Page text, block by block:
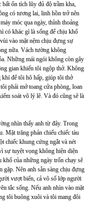
ổn tích lũy đủ độ trầm kha,
có tương lai, linh hồn trở nên
móc qua ngày, thỉnh thoảng
có khác gì là sống để chịu khổ
vào mặt nệm chịu đựng sự
nữa. Vách tường không
Những mái ngói không còn gây
gian khiến tôi ngộp thở. Không
khí để tôi hô hấp, giúp tôi thở
phải mở toang cửa phòng, loan
soát vô lý lẽ. Và đó cũng sẽ là
nhìn thấy anh từ đây. Trong
Mặt trăng phản chiếu chiếc tàu
chiếc khung cứng ngắt và nét
sự tuyệt vọng không hiện diện
khổ của những ngày trốn chạy sẽ
gặp. Nên anh sẵn sàng chịu đựng
vượt biển, cả vô số lớp người
tắc sống. Nếu anh nhìn vào mặt
tôi buông xuôi và tôi mang đôi